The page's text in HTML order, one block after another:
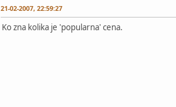
21-02-2007, 22:59:27
Ko zna kolika je 'popularna' cena.